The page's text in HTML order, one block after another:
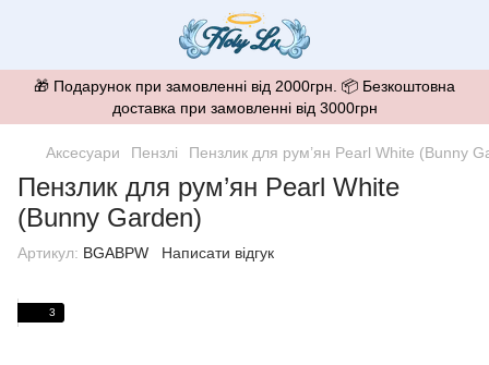
🎁 Подарунок при замовленні від 2000грн. 📦 Безкоштовна
доставка при замовленні від 3000грн
Аксесуари Пензлі Пензлик для рум’ян Pearl White (Bunny
Пензлик для рум’ян Pearl White
(Bunny Garden)
Артикул: BGABPW Написати відгук
3